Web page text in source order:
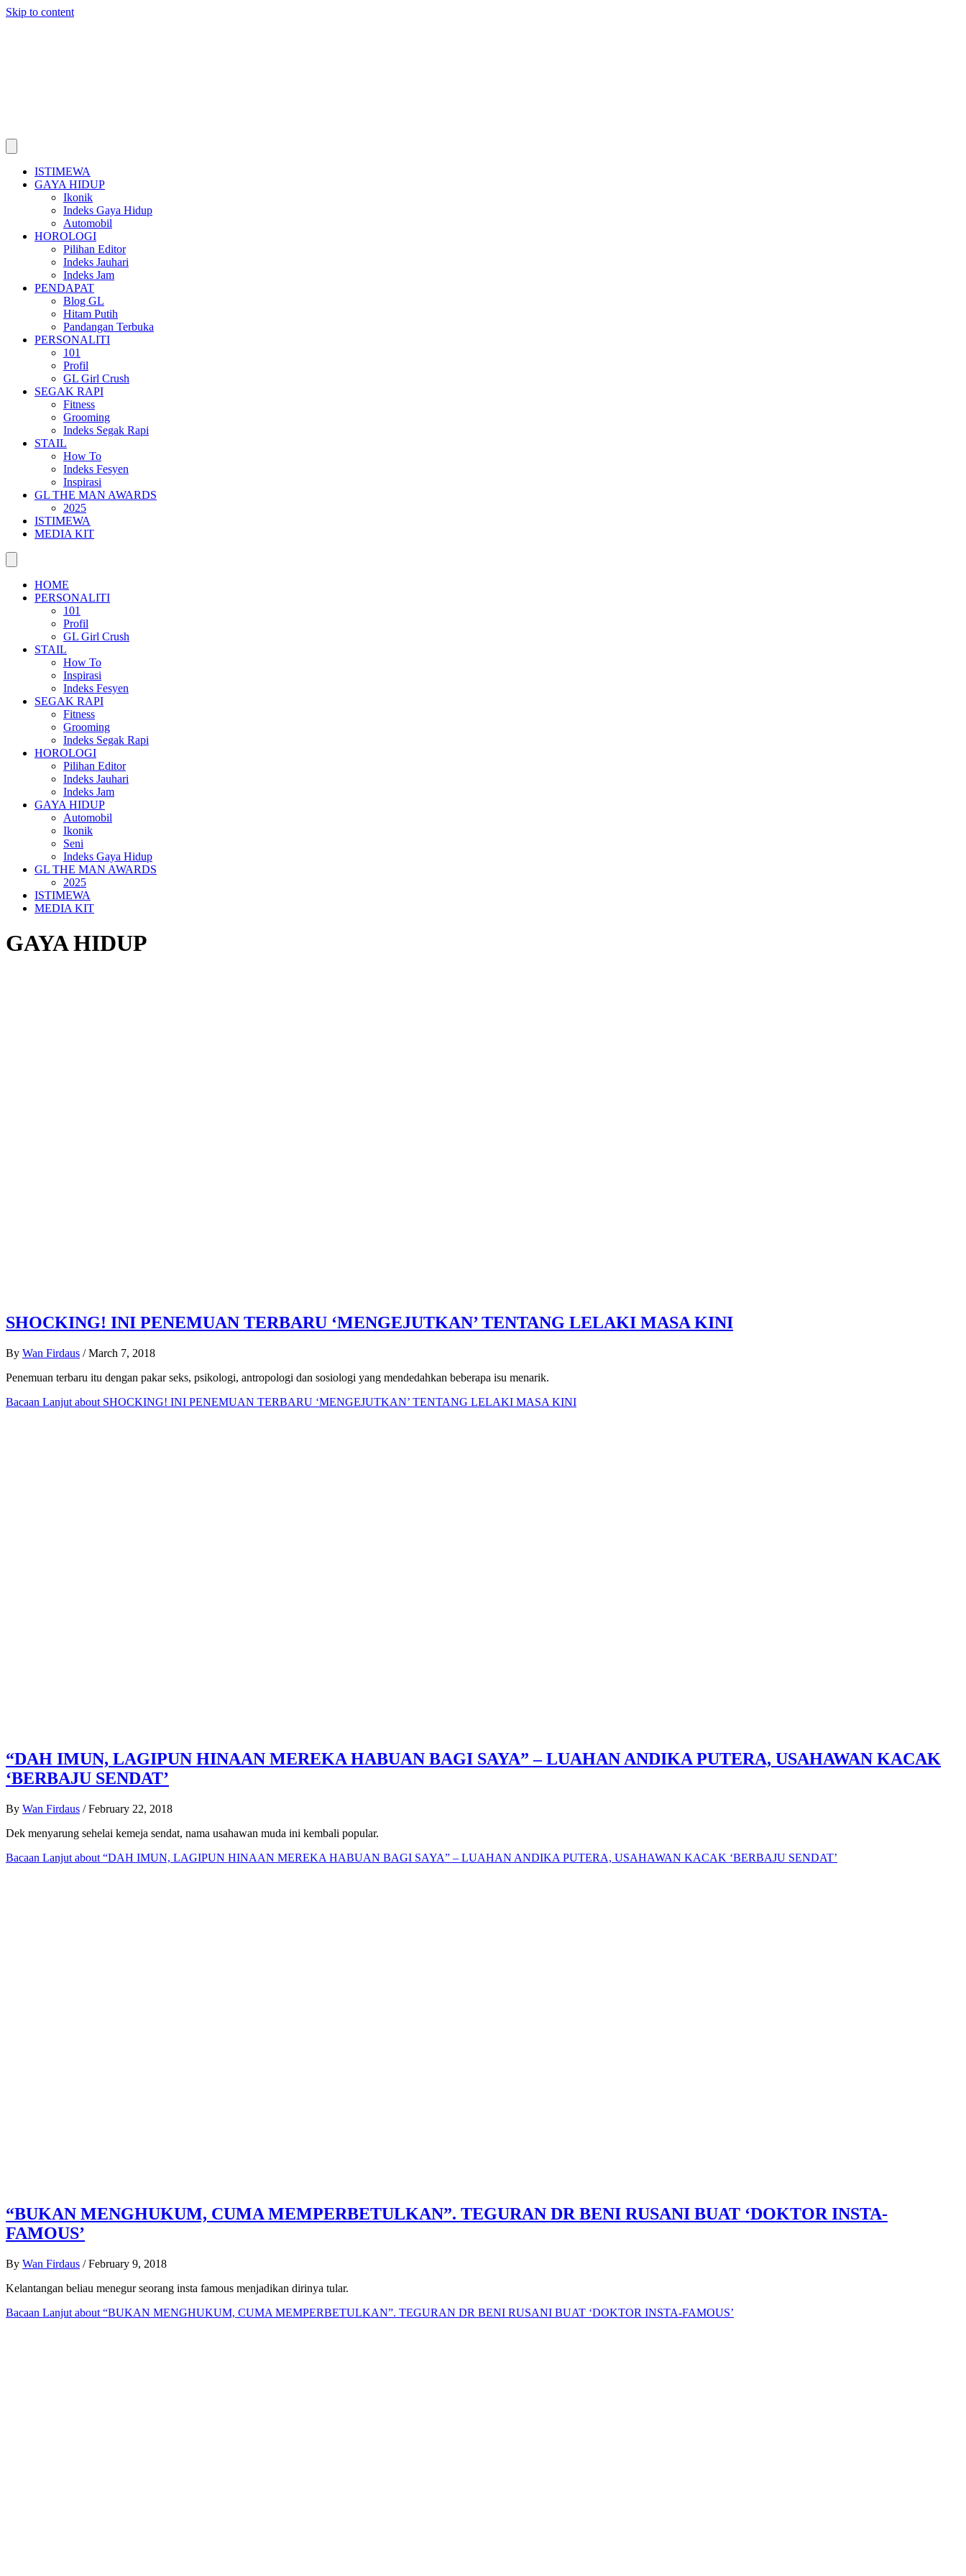
Skip to content
ISTIMEWA
GAYA HIDUP
Ikonik
Indeks Gaya Hidup
Automobil
HOROLOGI
Pilihan Editor
Indeks Jauhari
Indeks Jam
PENDAPAT
Blog GL
Hitam Putih
Pandangan Terbuka
PERSONALITI
101
Profil
GL Girl Crush
SEGAK RAPI
Fitness
Grooming
Indeks Segak Rapi
STAIL
How To
Indeks Fesyen
Inspirasi
GL THE MAN AWARDS
2025
ISTIMEWA
MEDIA KIT
HOME
PERSONALITI
101
Profil
GL Girl Crush
STAIL
How To
Inspirasi
Indeks Fesyen
SEGAK RAPI
Fitness
Grooming
Indeks Segak Rapi
HOROLOGI
Pilihan Editor
Indeks Jauhari
Indeks Jam
GAYA HIDUP
Automobil
Ikonik
Seni
Indeks Gaya Hidup
GL THE MAN AWARDS
2025
ISTIMEWA
MEDIA KIT
GAYA HIDUP
SHOCKING! INI PENEMUAN TERBARU ‘MENGEJUTKAN’ TENTANG LELAKI MASA KINI
By Wan Firdaus / March 7, 2018
Penemuan terbaru itu dengan pakar seks, psikologi, antropologi dan sosiologi yang mendedahkan beberapa isu menarik.
Bacaan Lanjut about SHOCKING! INI PENEMUAN TERBARU ‘MENGEJUTKAN’ TENTANG LELAKI MASA KINI
“DAH IMUN, LAGIPUN HINAAN MEREKA HABUAN BAGI SAYA” – LUAHAN ANDIKA PUTERA, USAHAWAN KACAK
‘BERBAJU SENDAT’
By Wan Firdaus / February 22, 2018
Dek menyarung sehelai kemeja sendat, nama usahawan muda ini kembali popular.
Bacaan Lanjut about “DAH IMUN, LAGIPUN HINAAN MEREKA HABUAN BAGI SAYA” – LUAHAN ANDIKA PUTERA, USAHAWAN KACAK ‘BERBAJU SENDAT’
“BUKAN MENGHUKUM, CUMA MEMPERBETULKAN”. TEGURAN DR BENI RUSANI BUAT ‘DOKTOR INSTA-
FAMOUS’
By Wan Firdaus / February 9, 2018
Kelantangan beliau menegur seorang insta famous menjadikan dirinya tular.
Bacaan Lanjut about “BUKAN MENGHUKUM, CUMA MEMPERBETULKAN”. TEGURAN DR BENI RUSANI BUAT ‘DOKTOR INSTA-FAMOUS’